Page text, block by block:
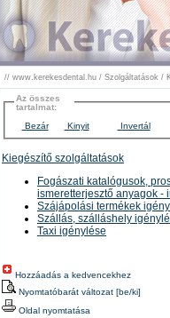
// www.kerekesdental.hu / Szolgáltatások /
Az összes
tartalmat:
Bezár
Kinyit Invertál
Kiegészítő szolgáltatások
Fogászati katalógusok,
ismeretterjesztő anyagok -
Szájápolási termékek
Szállás, szálláshely
Taxi igénylése
Hozzáadás a kedvencekhez
Nyomtatóbarát változat [be/ki]
Oldal nyomtatása